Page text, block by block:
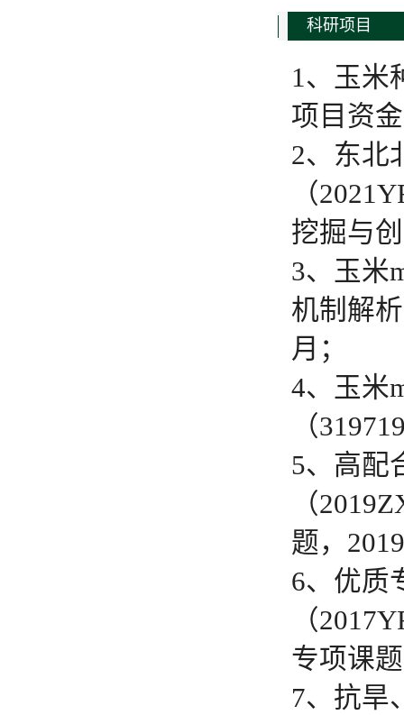
科研项目
1、玉米
项目资
2、东北
（
挖掘与
3、玉米
机制解
月；
4、玉米
（
5、高配
（
题，
6、优质
（
专项课
7、抗旱